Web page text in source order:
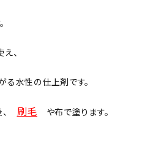
、
水性の仕上剤です。
、 刷毛 や布で塗ります。